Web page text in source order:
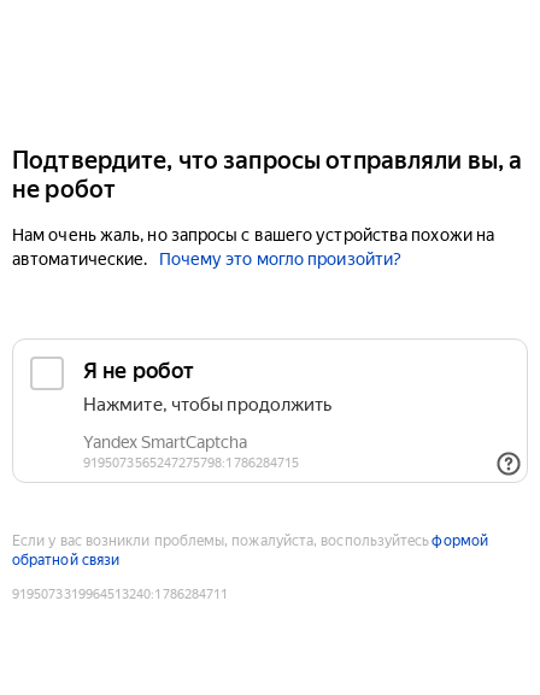
Подтвердите, что запросы отправляли вы, а
не робот
Нам очень жаль, но запросы с вашего устройства похожи на
автоматические.
Почему это могло произойти?
Если у вас возникли проблемы, пожалуйста, воспользуйтесьформой
обратной связи
9195073319964513240:1786284711